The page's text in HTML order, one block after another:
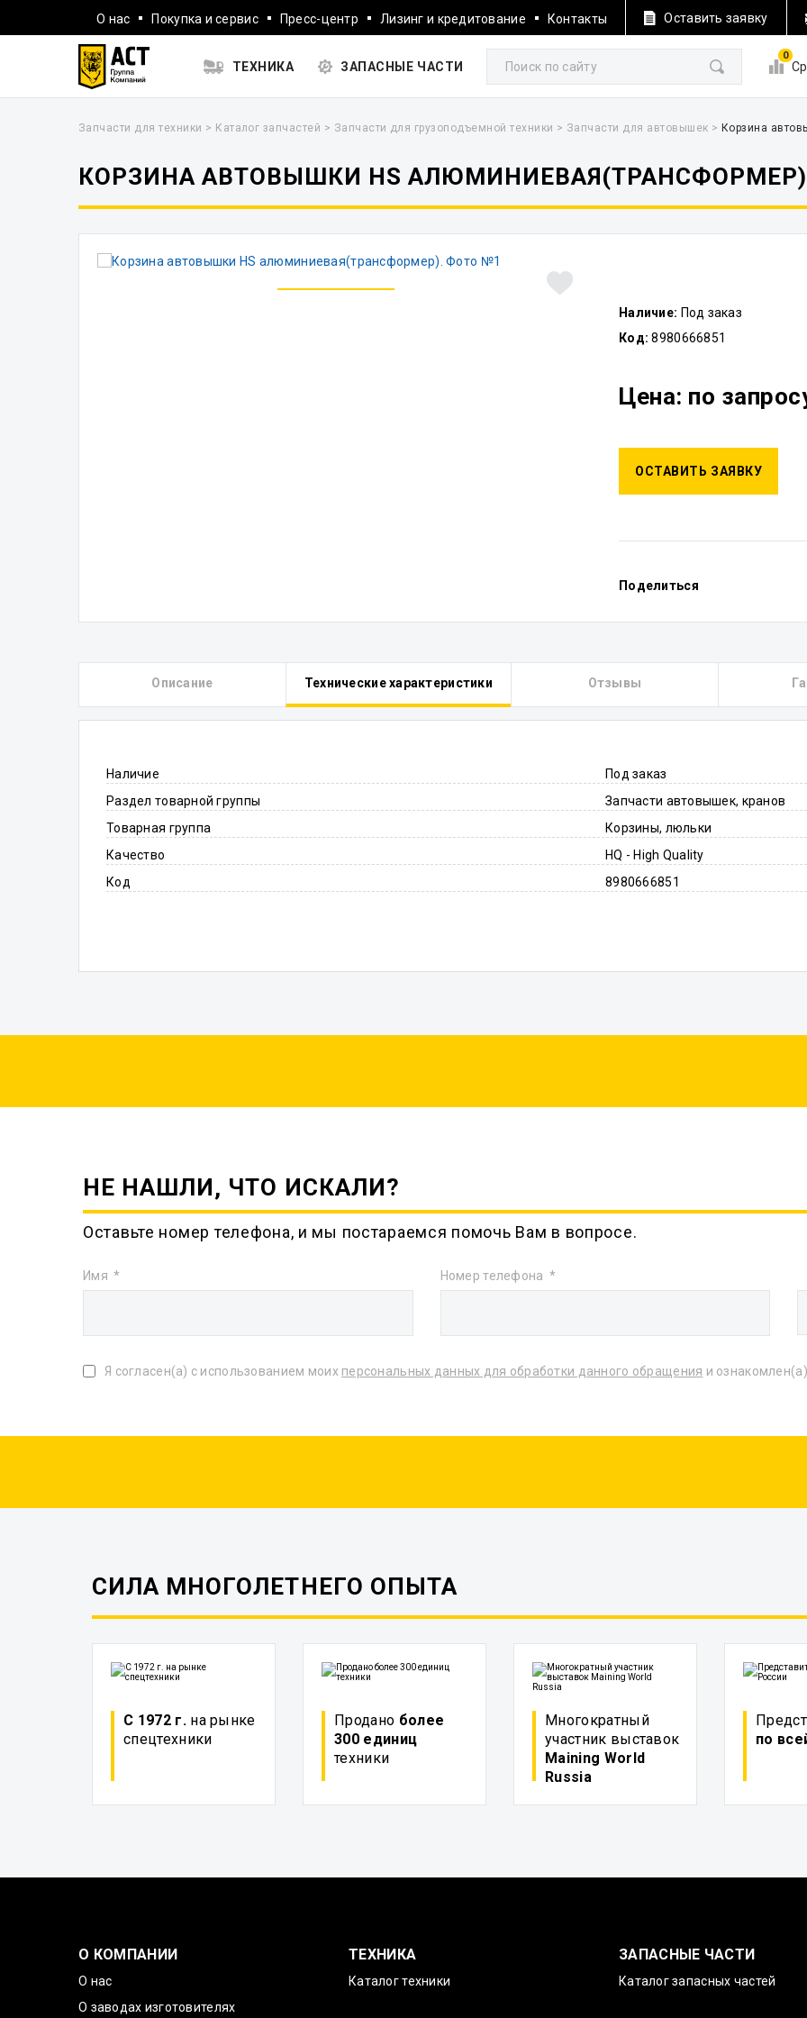
О нас Покупка и сервис Пресс-центр Лизинг и кредитование Контакты Оставить заявку
ТЕХНИКА ЗАПАСНЫЕ ЧАСТИ
0
Запчасти для техники > Каталог запчастей > Запчасти для грузоподъемной техники > Запчасти для автовышек > Корзина
КОРЗИНА АВТОВЫШКИ HS АЛЮМИНИЕВАЯ(ТРАНСФОРМЕР)
Наличие: Под заказ
Код: 8980666851
Цена: по
ОСТАВИТЬ ЗАЯВКУ
Поделиться
Описание Технические характеристики Отзывы
Наличие
Под заказ
Раздел товарной группы
Запчасти автовышек, кранов
Товарная группа
Корзины, люльки
Качество
HQ - High Quality
Код
8980666851
НЕ НАШЛИ, ЧТО ИСКАЛИ?
Оставьте номер телефона, и мы постараемся помочь Вам в вопросе.
Имя Номер телефона
Я согласен(а) с использованием моих персональных данных для обработки данного обращения и
СИЛА МНОГОЛЕТНЕГО ОПЫТА
С 1972 г.на рынке
спецтехники
Продано более
300 единиц
техники
Многократный
участник выставок
Maining World
Russia
по
О КОМПАНИИ
О нас
О заводах изготовителях
ТЕХНИКА
Каталог техники
ЗАПАСНЫЕ ЧАСТИ
Каталог запасных частей